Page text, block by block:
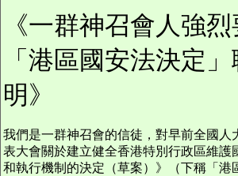
《一群神召會人強
「港區國安法決定
明》
我們是一群神召會的信徒，對早前全國人
表大會關於建立健全香港特別行政區維護
和執行機制的決定（草案）》（下稱「港